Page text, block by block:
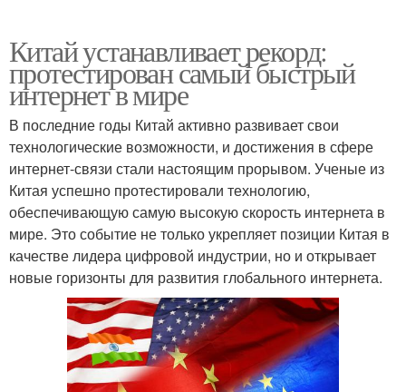
Китай устанавливает рекорд:
протестирован самый быстрый
интернет в мире
В последние годы Китай активно развивает свои
технологические возможности, и достижения в сфере
интернет-связи стали настоящим прорывом. Ученые из
Китая успешно протестировали технологию,
обеспечивающую самую высокую скорость интернета в
мире. Это событие не только укрепляет позиции Китая в
качестве лидера цифровой индустрии, но и открывает
новые горизонты для развития глобального интернета.